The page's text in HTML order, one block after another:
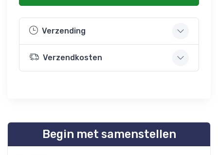
Verzending
Verzendkosten
Begin met samenstellen